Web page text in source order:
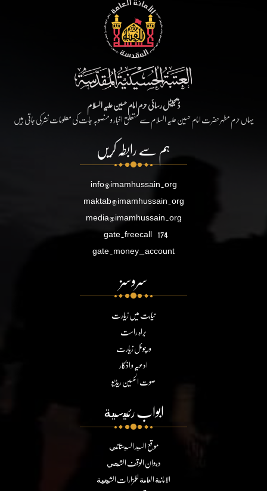
ڈیجیٹل رسائی حرم امام حسین علیہ السلام
یہاں حرم مطہر حضرت امام حسین علیہ السلام سے متعلق اخبار و منصوبہ جات کی معلومات نشر کی جاتی ہیں
ہم سے رابطہ کریں
info@imamhussain.org
maktab@imamhussain.org
media@imamhussain.org
gate.freecall 174
gate.money_account
سروسز
نیابت میں زیارت
براہ راست
ورچوئل زیارت
ادعیہ و اذکار
صوت الحسین ریڈیو
ابواب رئيسية
موقع السيد السيستاني
ديوان الوقف الشيعي
الامانة العامة للمزارات الشيعية